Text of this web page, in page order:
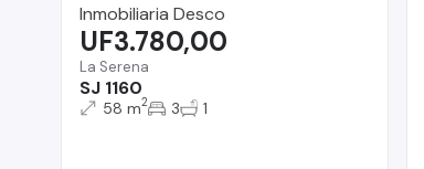
Inmobiliaria Desco
La Serena
SJ 1160
UF3.780,00
58 m2 3 1